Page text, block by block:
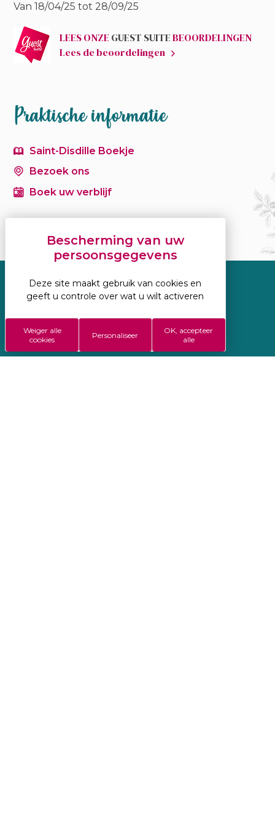
Van 18/04/25 tot 28/09/25
LEES ONZE GUEST SUITEBEOORDELINGEN
Lees de beoordelingen
Praktische informatie
Saint-Disdille Boekje
Bezoek ons
Boek uw verblijf
Geregisseerd door Koredge
Wettelijke vermeldingen
ALGEMENE VERKOOPSVOORWAARDEN
Deze site maakt gebruik van cookies en
geeft u controle over wat u wilt activeren
OK, accepteer
alle
Weiger alle
cookies
Personaliseer